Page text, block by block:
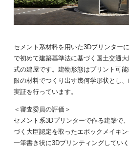
セメント系材料を用いた3Dプリンター
で初めて建築基準法に基づく国土交通
式の建屋です。建物形態はプリント可
限の材料でつくり出す幾何学形状とし
実証を行っています。
＜審査委員の評価＞
セメント系3Dプリンターで作る建築で
づく大臣認定を取ったエポックメイキ
一筆書き状に3Dプリンティングしてい